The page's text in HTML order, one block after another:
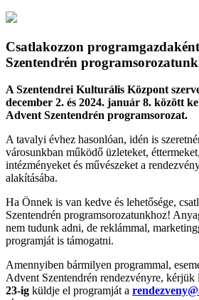
Csatlakozzon
Szentendrén
A Szentendrei Kulturális Központ
december 2. és 2024. január 8. között
Advent Szentendrén programsorozat.
A tavalyi évhez hasonlóan, idén is
városunkban működő üzleteket,
intézményeket és művészeket a
alakításába.
Ha Önnek is van kedve és lehetősége,
Szentendrén programsorozatunkhoz!
nem tudunk adni, de reklámmal,
programját is támogatni.
Amennyiben bármilyen programmal,
Advent Szentendrén rendezvényre, kérjük
23-ig küldje el programját a